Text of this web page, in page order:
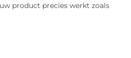
product precies werkt zoals